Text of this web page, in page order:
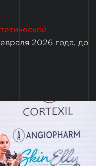
2026 года, до